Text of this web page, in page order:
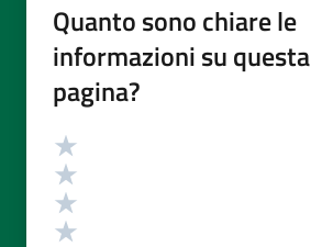
Quanto sono chiare le
informazioni su questa
pagina?
Valutazione